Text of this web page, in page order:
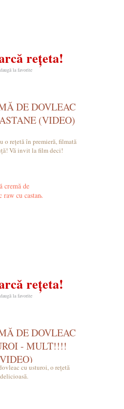
rețeta!
la favorite
DE DOVLEAC
(VIDEO)
o rețetă în premieră, filmată
Vă invit la film deci!
rețeta!
la favorite
DE DOVLEAC
- MULT!!!!
cu usturoi, o rețetă
delicioasă.